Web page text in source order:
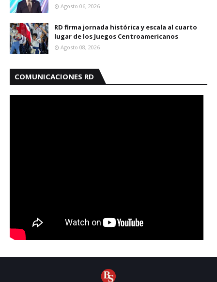
Agosto 06, 2026
RD firma jornada histórica y escala al cuarto
lugar de los Juegos Centroamericanos
Agosto 08, 2026
COMUNICACIONES RD